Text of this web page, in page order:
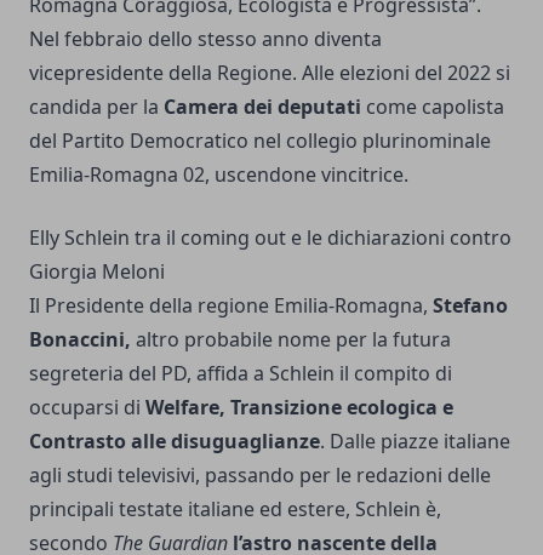
Nel febbraio dello stesso anno diventa
vicepresidente della Regione. Alle elezioni del 2022 si
candida per la Camera dei deputati come capolista
del Partito Democratico nel collegio plurinominale
Emilia-Romagna 02, uscendone vincitrice.
Elly Schlein tra il coming out e le dichiarazioni contro
Giorgia Meloni
Il Presidente della regione Emilia-Romagna, Stefano
Bonaccini, altro probabile nome per la futura
segreteria del PD, affida a Schlein il compito di
occuparsi di Welfare, Transizione ecologica e
Contrasto alle disuguaglianze. Dalle piazze italiane
agli studi televisivi, passando per le redazioni delle
principali testate italiane ed estere, Schlein è,
secondo The Guardian l’astro nascente della